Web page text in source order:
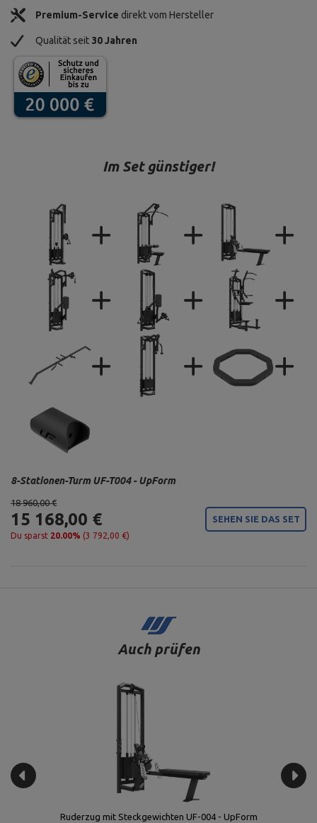
Premium-Service direkt vom Hersteller
Qualität seit 30 Jahren
Im Set günstiger!
18 960,00 €
15 168,00 €
Du sparst 20.00% (3 792,00 €)
SEHEN SIE DAS SET
8-Stationen-Turm UF-T004 - UpForm
Auch prüfen
Ruderzug mit Steckgewichten UF-004 - UpForm